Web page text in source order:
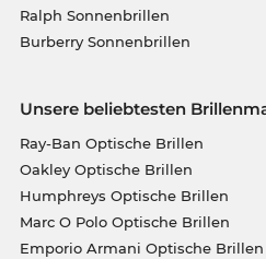
Ralph Sonnenbrillen
Burberry Sonnenbrillen
Unsere beliebtesten
Ray-Ban Optische Brillen
Oakley Optische Brillen
Humphreys Optische Brillen
Marc O Polo Optische Brillen
Emporio Armani Optische Brillen